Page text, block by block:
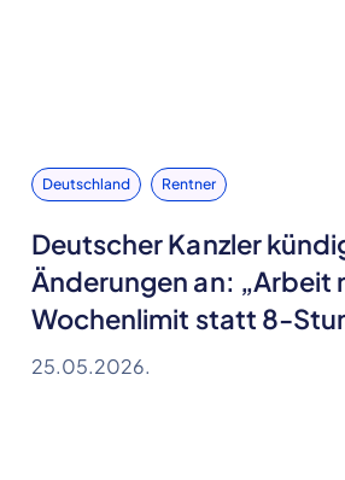
Deutschland Rentner
Deutscher Kanzler
Änderungen an: „Arbeit
Wochenlimit statt 8-
25.05.2026.